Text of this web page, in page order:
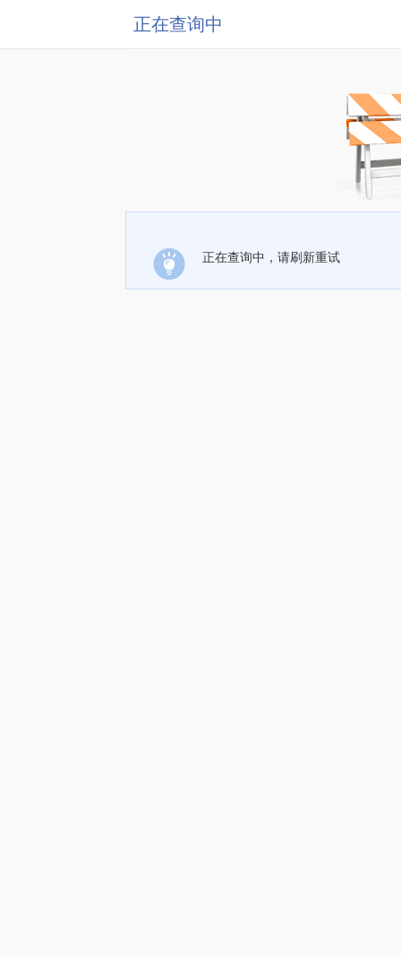
正在查询中
正在查询中，请刷新重试